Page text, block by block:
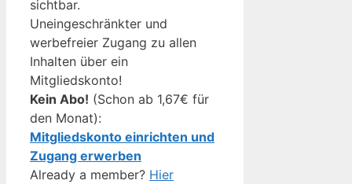
sichtbar.
Uneingeschränkter und
werbefreier Zugang zu allen
Inhalten über ein
Mitgliedskonto!
Kein Abo! (Schon ab 1,67€ für
den Monat):
Mitgliedskonto einrichten und
Zugang erwerben
Already a member? Hier